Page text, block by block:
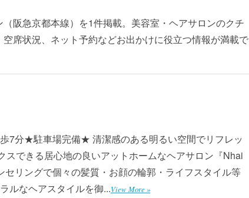
阪急京都本線）を1件掲載。美容室・ヘアサロンのクチ
席状況、ネット予約などお出かけに役立つ情報が満載で
7分★駐車場完備★ 清潔感のある明るい空間でリフレッ
スできる居心地の良いアットホームなヘアサロン『Nhai
セリングで個々の髪質・お顔の輪郭・ライフスタイル等
ルなヘアスタイルを御...View More »